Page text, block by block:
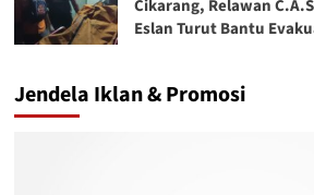
Cikarang, Relawan
Eslan Turut Bantu
Jendela Iklan & Promosi